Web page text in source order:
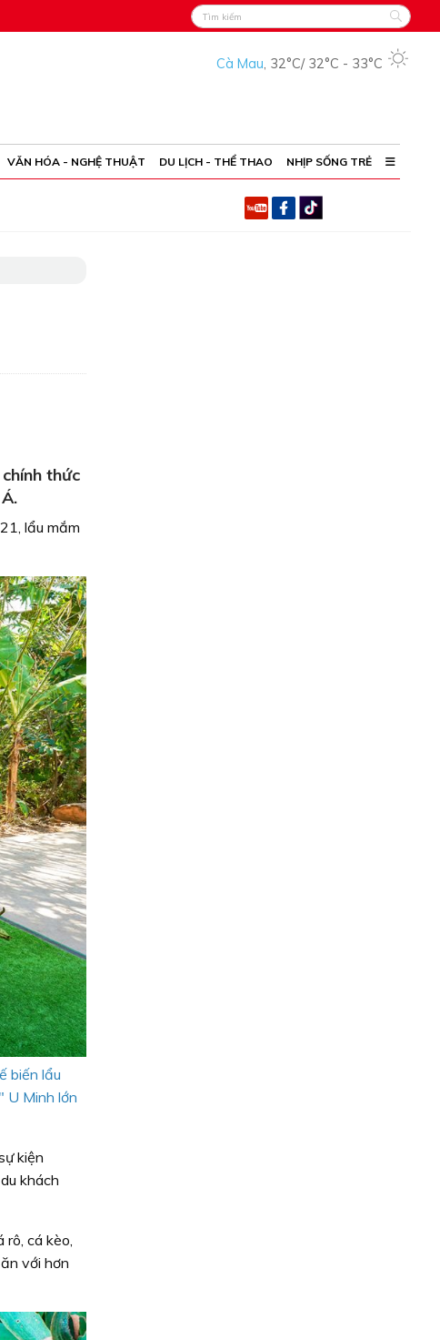
Cà Mau, 32°C/ 32°C - 33°C
VĂN HÓA - NGHỆ THUẬT DU LỊCH - THỂ THAO NHỊP SỐNG TRẺ
thức
lẩu mắm
biến lẩu
U Minh lớn
kiện
khách
cá kèo,
với hơn